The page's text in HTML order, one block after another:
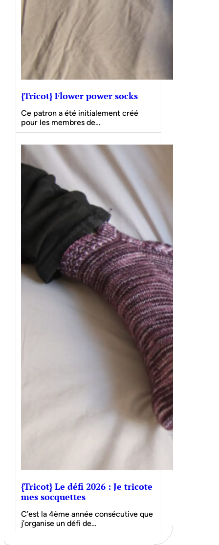
{Tricot} Flower power socks
Ce patron a été initialement créé
pour les membres de…
{Tricot} Le défi 2026 : Je tricote
mes socquettes
C’est la 4ème année consécutive que
j’organise un défi de…